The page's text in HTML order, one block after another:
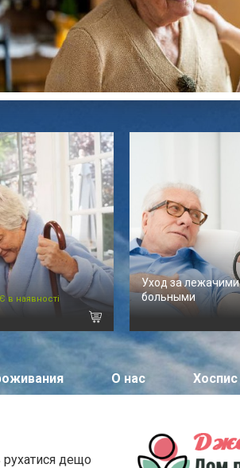
Є в наявності
Уход за лежачими
больными
О нас Хоспис
рухатися дещо